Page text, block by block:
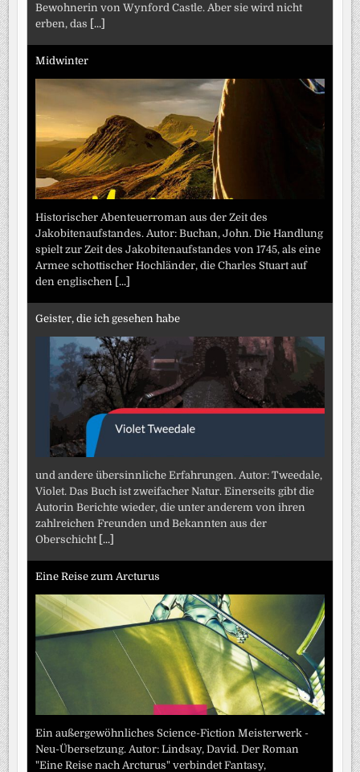
Bewohnerin von Wynford Castle. Aber sie wird nicht
erben, das [...]
Midwinter
Historischer Abenteuerroman aus der Zeit des
Jakobitenaufstandes. Autor: Buchan, John. Die Handlung
spielt zur Zeit des Jakobitenaufstandes von 1745, als eine
Armee schottischer Hochländer, die Charles Stuart auf
den englischen [...]
Geister, die ich gesehen habe
und andere übersinnliche Erfahrungen. Autor: Tweedale,
Violet. Das Buch ist zweifacher Natur. Einerseits gibt die
Autorin Berichte wieder, die unter anderem von ihren
zahlreichen Freunden und Bekannten aus der
Oberschicht [...]
Eine Reise zum Arcturus
Ein außergewöhnliches Science-Fiction Meisterwerk -
Neu-Übersetzung. Autor: Lindsay, David. Der Roman
"Eine Reise nach Arcturus" verbindet Fantasy,